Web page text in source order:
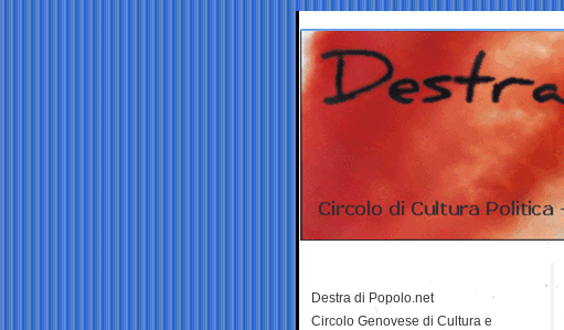
Destra di Popolo.net
Circolo Genovese di Cultura e